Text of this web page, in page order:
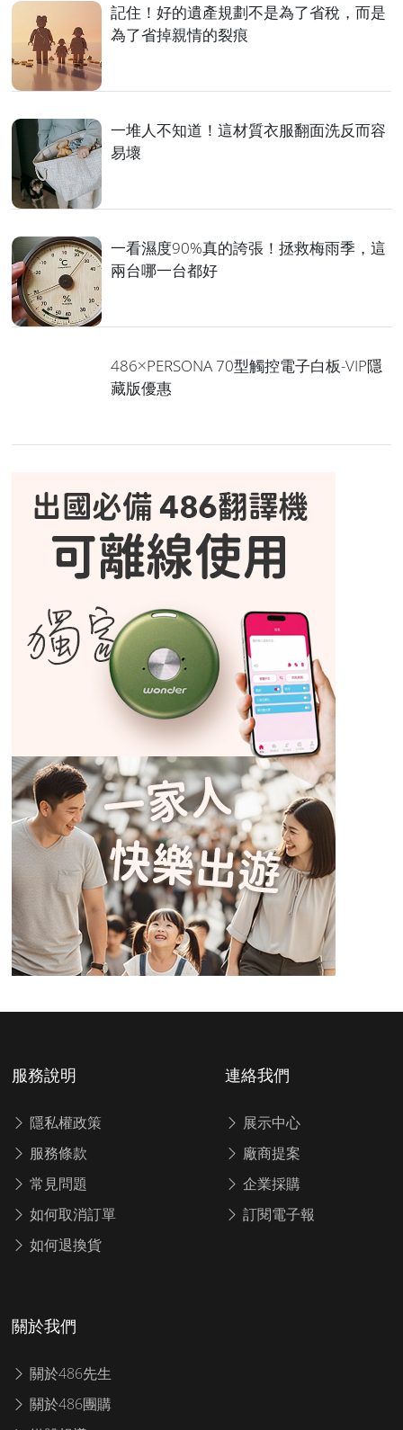
記住！好的遺產規劃不是為了省稅，而是
為了省掉親情的裂痕
一堆人不知道！這材質衣服翻面洗反而容
易壞
一看濕度90%真的誇張！拯救梅雨季，這
兩台哪一台都好
486×PERSONA 70型觸控電子白板-VIP隱
藏版優惠
服務說明
隱私權政策
服務條款
常見問題
如何取消訂單
如何退換貨
連絡我們
展示中心
廠商提案
企業採購
訂閱電子報
關於我們
關於486先生
關於486團購